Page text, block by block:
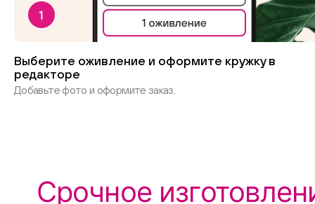
Выберите оживление и оформите кружку в
редакторе
Добавьте фото и оформите заказ.
Срочное